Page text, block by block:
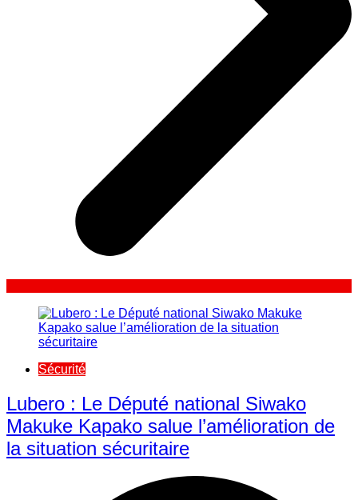
Sécurité
Lubero : Le Député national Siwako
Makuke Kapako salue l’amélioration de
la situation sécuritaire